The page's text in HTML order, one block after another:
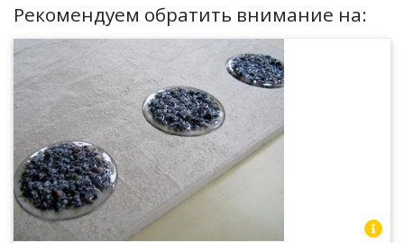
Рекомендуем обратить внимание на: